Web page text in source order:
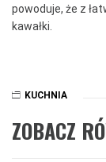
powoduje, że z
kawałki.
KUCHNIA
ZOBACZ